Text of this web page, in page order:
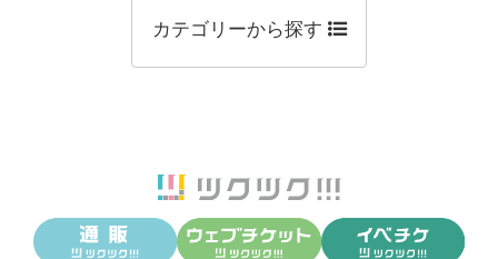
カテゴリーから探す